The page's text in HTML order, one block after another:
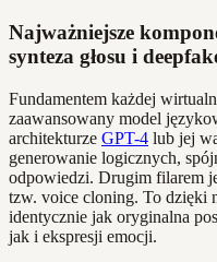
Najważniejsze
synteza głosu i
Fundamentem każdej
zaawansowany model
architekturze GPT-4 lub jej
generowanie logicznych,
odpowiedzi. Drugim filarem
tzw. voice cloning. To dzięki
identycznie jak oryginalna
jak i ekspresji emocji.